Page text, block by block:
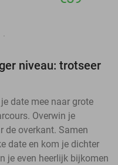
niveau: trotseer
date mee naar grote
Overwin je
de overkant. Samen
date en kom je dichter
je even heerlijk bijkomen